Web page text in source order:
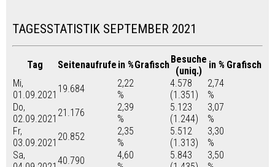
TAGESSTATISTIK SEPTEMBER 2021
Tag Seitenaufrufe in %GrafischBesuche
(uniq.)
in % Grafisch
Mi,
01.09.2021
19.684
2,22
%
4.578
(1.351)
2,74
%
Do,
02.09.2021
21.176
2,39
%
5.123
(1.244)
3,07
%
Fr,
03.09.2021
20.852
2,35
%
5.512
(1.313)
3,30
%
Sa,
40.790
4,60
5.843
3,50